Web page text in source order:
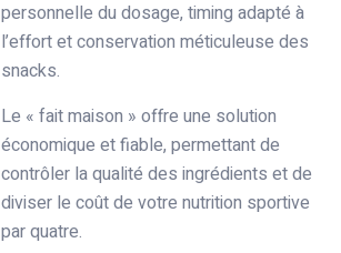
personnelle du dosage, timing adapté à
l’effort et conservation méticuleuse des
snacks.
Le « fait maison » offre une solution
économique et fiable, permettant de
contrôler la qualité des ingrédients et de
diviser le coût de votre nutrition sportive
par quatre.